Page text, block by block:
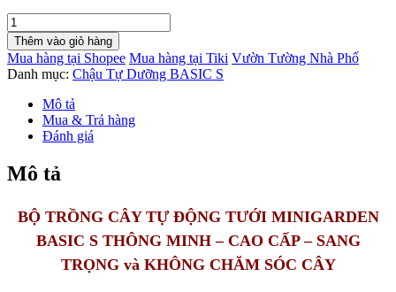
Chậu
Trồng
Cây
Để
Bàn
Cao
Cấp
Dưỡng
Thông
Minh
nhỏ
Thêm vào giỏ hàng
Mua hàng tại Shopee Mua hàng tại Tiki Vườn Tường Nhà Phố
Danh mục: Chậu Tự Dưỡng BASIC S
Mô tả
Mua & Trả hàng
Đánh giá
Mô tả
BỘ TRỒNG CÂY TỰ ĐỘNG TƯỚI MINIGARDEN
BASIC S THÔNG MINH – CAO CẤP – SANG
TRỌNG và KHÔNG CHĂM SÓC CÂY